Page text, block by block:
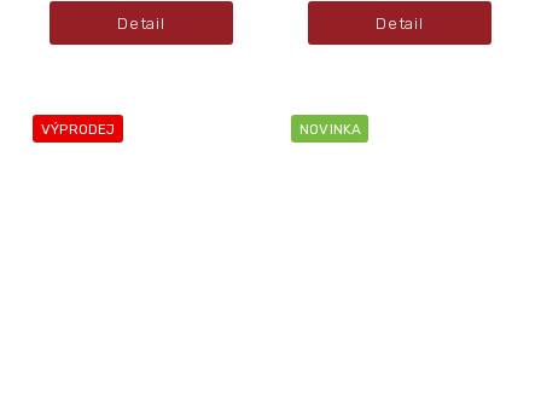
Detail Detail
VÝPRODEJ NOVINKA